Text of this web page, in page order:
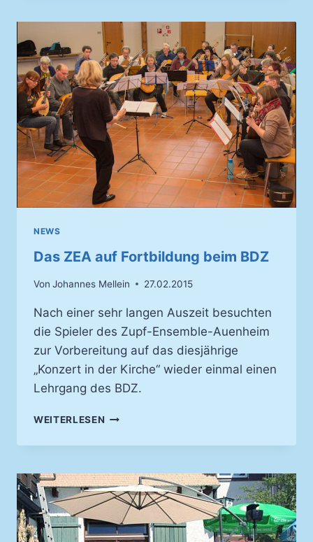
–
KIRCHENKONZERT
2024
NEWS
Das ZEA auf Fortbildung beim BDZ
Von Johannes Mellein 27.02.2015
Nach einer sehr langen Auszeit besuchten
die Spieler des Zupf-Ensemble-Auenheim
zur Vorbereitung auf das diesjährige
„Konzert in der Kirche“ wieder einmal einen
Lehrgang des BDZ.
WEITERLESEN DAS
AUF
BEIM
BDZ